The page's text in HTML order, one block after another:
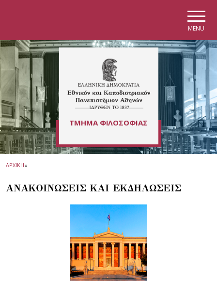
MENU
ΤΜΗΜΑ ΦΙΛΟΣΟΦΙΑΣ
ΑΡΧΙΚΗ»
ΑΝΑΚΟΙΝΩΣΕΙΣ ΚΑΙ ΕΚΔΗΛΩΣΕΙΣ